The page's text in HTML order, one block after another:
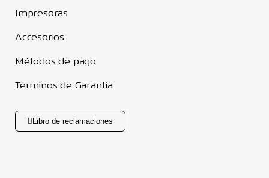
Impresoras
Accesorios
Métodos de pago
Términos de Garantía
Libro de reclamaciones